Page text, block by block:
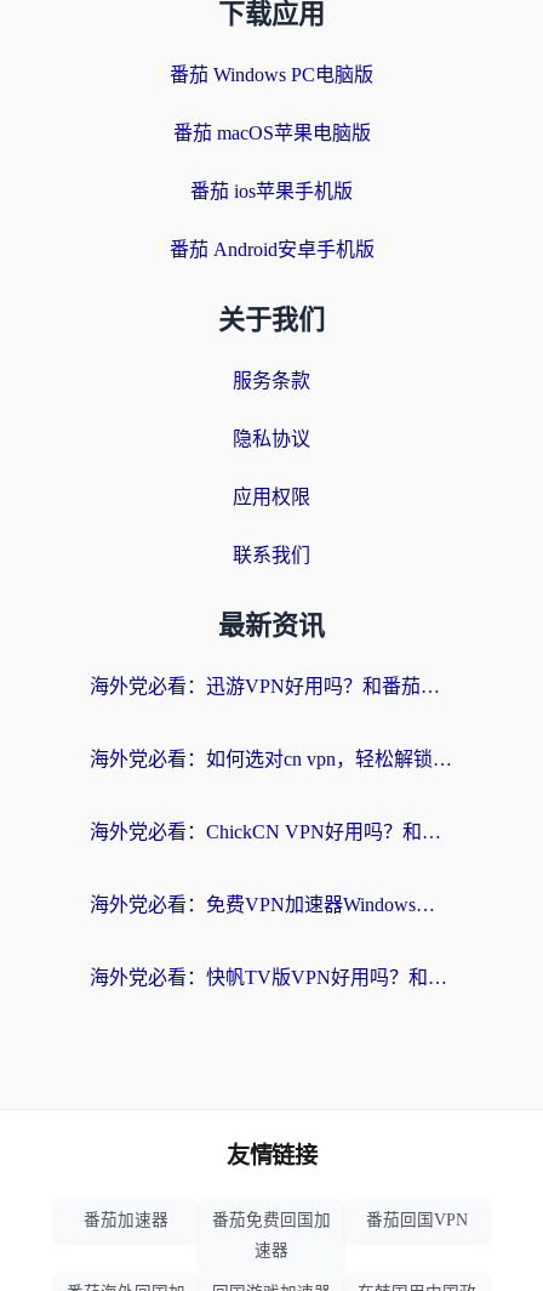
下载应用
番茄 Windows PC电脑版
番茄 macOS苹果电脑版
番茄 ios苹果手机版
番茄 Android安卓手机版
关于我们
服务条款
隐私协议
应用权限
联系我们
最新资讯
海外党必看：迅游VPN好用吗？和番茄加速器VPN对比哪个回国效果更好？
海外党必看：如何选对cn vpn，轻松解锁国内影音游戏？
海外党必看：ChickCN VPN好用吗？和星河VPN对比哪个回国效果更好？附真实体验+避坑指南
海外党必看：免费VPN加速器Windows版怎么选？附真实测评与无缝访问国内资源指南
海外党必看：快帆TV版VPN好用吗？和hi龟龟VPN对比哪个回国效果更好？附免费加速器选择指南
友情链接
番茄加速器
番茄免费回国加
速器
番茄回国VPN